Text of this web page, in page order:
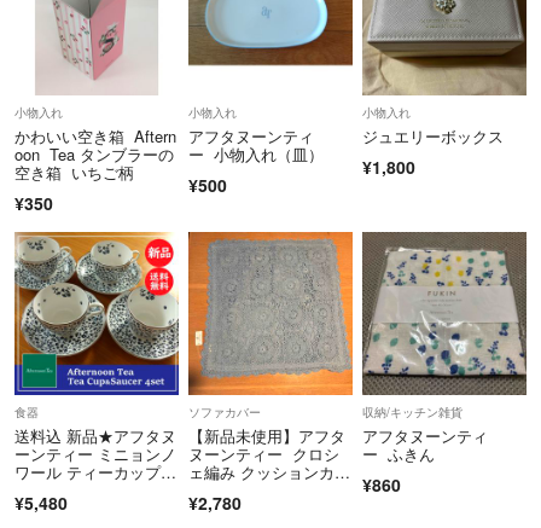
小物入れ
かわいい空き箱 Aftern
oon Tea タンブラーの
空き箱 いちご柄
¥350
小物入れ
アフタヌーンティ
ー 小物入れ（皿）
¥500
小物入れ
ジュエリーボックス
¥1,800
食器
送料込 新品★アフタヌ
ーンティー ミニョンノ
ワール ティーカップ＆
¥5,480
ソファカバー
【新品未使用】アフタ
ヌーンティー クロシ
ェ編み クッションカバ
¥2,780
収納/キッチン雑貨
アフタヌーンティ
ー ふきん
¥860